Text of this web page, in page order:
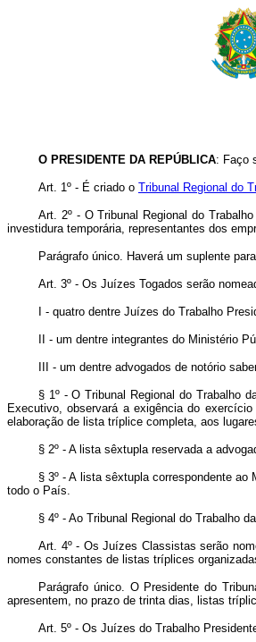
O PRESIDENTE DA REPÚBLICA: Faço
Art. 1º - É criado o Tribunal Regional do
Art. 2º - O Tribunal Regional do
investidura temporária, representantes dos
Parágrafo único. Haverá um suplente
Art. 3º - Os Juízes Togados serão
I - quatro dentre Juízes do Trabalho
II - um dentre integrantes do Ministério
III - um dentre advogados de notório
§ 1º - O Tribunal Regional do Trabalho
Executivo, observará a exigência do
elaboração de lista tríplice completa, aos
§ 2º - A lista sêxtupla reservada a
§ 3º - A lista sêxtupla correspondente
todo o País.
§ 4º - Ao Tribunal Regional do Trabalho
Art. 4º - Os Juízes Classistas serão
nomes constantes de listas tríplices
Parágrafo único. O Presidente do
apresentem, no prazo de trinta dias, listas
Art. 5º - Os Juízes do Trabalho